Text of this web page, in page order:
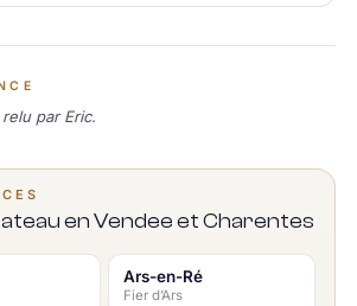
par Eric.
en Vendee et Charentes
Ars-en-Ré
Fier d’Ars